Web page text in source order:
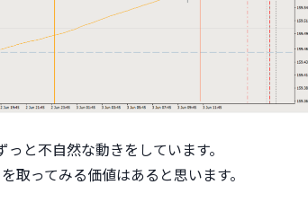
と不自然な動きをしています。
ってみる価値はあると思います。